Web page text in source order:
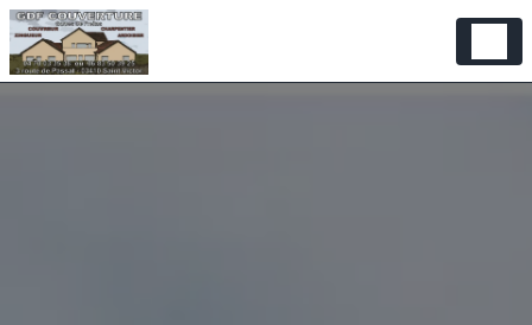
Panneau de gestion des cookies